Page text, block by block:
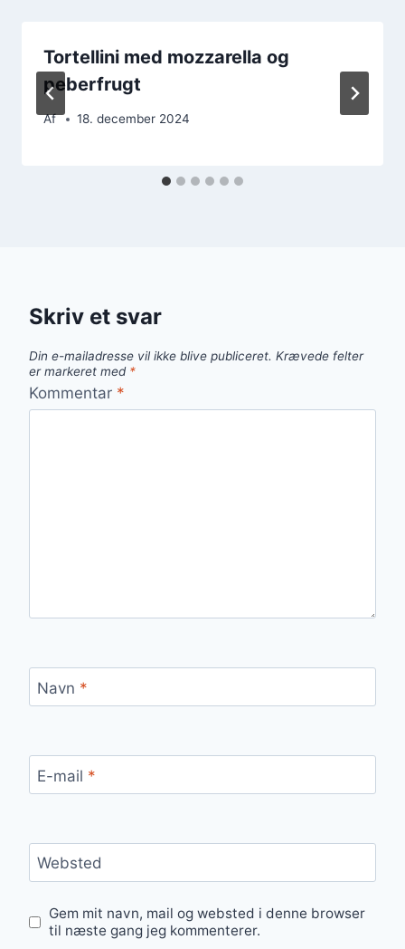
Tortellini med mozzarella og
peberfrugt
Af 18. december 2024
Skriv et svar
Din e-mailadresse vil ikke blive publiceret. Krævede felter
er markeret med *
Kommentar *
Navn *
E-mail *
Websted
Gem mit navn, mail og websted i denne browser
til næste gang jeg kommenterer.